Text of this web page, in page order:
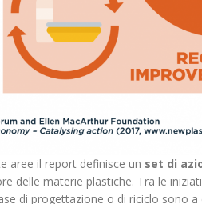
aree il report definisce un set di
delle materie plastiche. Tra le
di progettazione o di riciclo sono